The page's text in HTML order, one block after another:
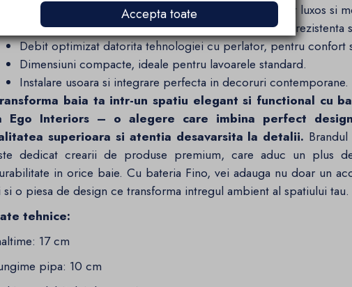
Design sofisticat, cu finisaj auriu mat pentru un aspect luxos si
Fabricata din otel inoxidabil, garantand durabilitate si rezistenta
Debit optimizat datorita tehnologiei cu perlator, pentru confort
Dimensiuni compacte, ideale pentru lavoarele standard.
Instalare usoara si integrare perfecta in decoruri contemporane.
baia ta intr-un spatiu elegant si functional cu
Ego Interiors – o alegere care imbina perfect
superioara si atentia desavarsita la detalii. Brandul
dedicat crearii de produse premium, care aduc un plus
in orice baie. Cu bateria Fino, vei adauga nu doar un
si o piesa de design ce transforma intregul ambient al spatiului tau.
tehnice:
17 cm
pipa: 10 cm
Accepta toate